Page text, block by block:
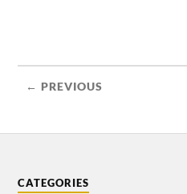
← PREVIOUS
CATEGORIES